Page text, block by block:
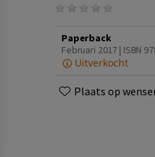
Paperback
Februari 2017 | ISBN
Uitverkocht
Plaats op